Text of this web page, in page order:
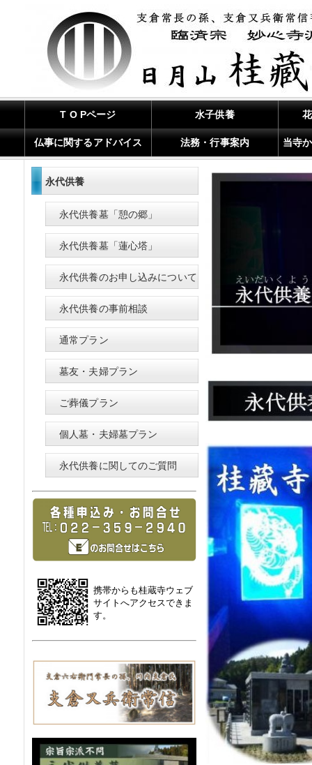
T O Pページ 水子供養
仏事に関するアドバイス 法務・行事案内 当寺
永代供養
永代供養墓「憩の郷」
永代供養墓「蓮心塔」
永代供養のお申し込みについて
永代供養の事前相談
通常プラン
墓友・夫婦プラン
ご葬儀プラン
個人墓・夫婦墓プラン
永代供養に関してのご質問
携帯からも桂蔵寺ウェブ
サイトへアクセスできま
す。